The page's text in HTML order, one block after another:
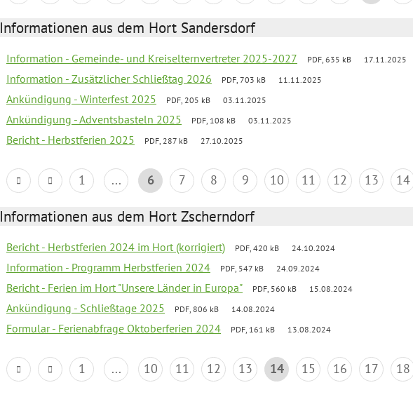
Informationen aus dem Hort Sandersdorf
Information - Gemeinde- und Kreiselternvertreter 2025-2027 PDF, 635 kB 17.11.2025
Information - Zusätzlicher Schließtag 2026 PDF, 703 kB 11.11.2025
Ankündigung - Winterfest 2025 PDF, 205 kB 03.11.2025
Ankündigung - Adventsbasteln 2025 PDF, 108 kB 03.11.2025
Bericht - Herbstferien 2025 PDF, 287 kB 27.10.2025
1 ... 6 7 8 9 10 11 12 13 14
Informationen aus dem Hort Zscherndorf
Bericht - Herbstferien 2024 im Hort (korrigiert) PDF, 420 kB 24.10.2024
Information - Programm Herbstferien 2024 PDF, 547 kB 24.09.2024
Bericht - Ferien im Hort "Unsere Länder in Europa" PDF, 560 kB 15.08.2024
Ankündigung - Schließtage 2025 PDF, 806 kB 14.08.2024
Formular - Ferienabfrage Oktoberferien 2024 PDF, 161 kB 13.08.2024
1 ... 10 11 12 13 14 15 16 17 18